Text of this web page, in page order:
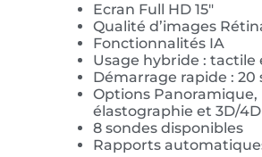
Ecran Full HD 15″
Qualité d’images
Fonctionnalités IA
Usage hybride : tactile
Démarrage rapide : 20
Options Panoramique,
élastographie et 3D/4D
8 sondes disponibles
Rapports